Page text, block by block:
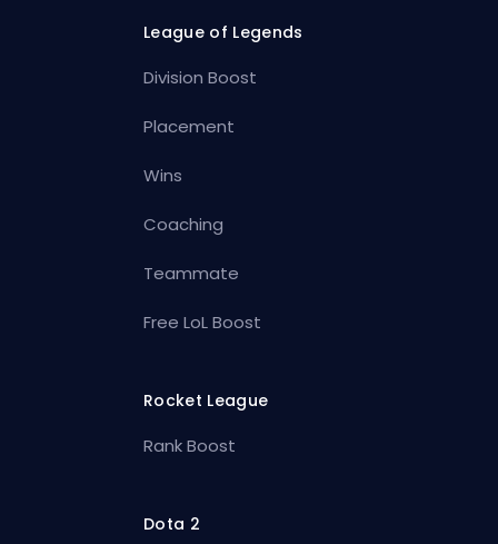
League of Legends
Division Boost
Placement
Wins
Coaching
Teammate
Free LoL Boost
Rocket League
Rank Boost
Dota 2